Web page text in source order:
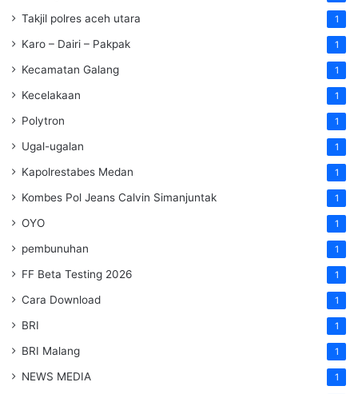
Takjil polres aceh utara 1
Karo – Dairi – Pakpak 1
Kecamatan Galang 1
Kecelakaan 1
Polytron 1
Ugal-ugalan 1
Kapolrestabes Medan 1
Kombes Pol Jeans Calvin Simanjuntak 1
OYO 1
pembunuhan 1
FF Beta Testing 2026 1
Cara Download 1
BRI 1
BRI Malang 1
NEWS MEDIA 1